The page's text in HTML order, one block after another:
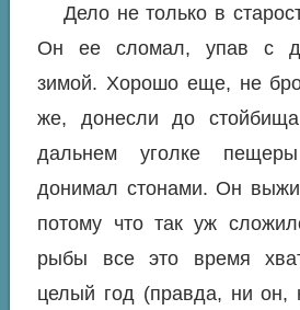
Дело не только в
Он ее сломал, упав с
зимой. Хорошо еще, не
же, донесли до
дальнем уголке
донимал стонами. Он
потому что так уж
рыбы все это время
целый год (правда, ни он,